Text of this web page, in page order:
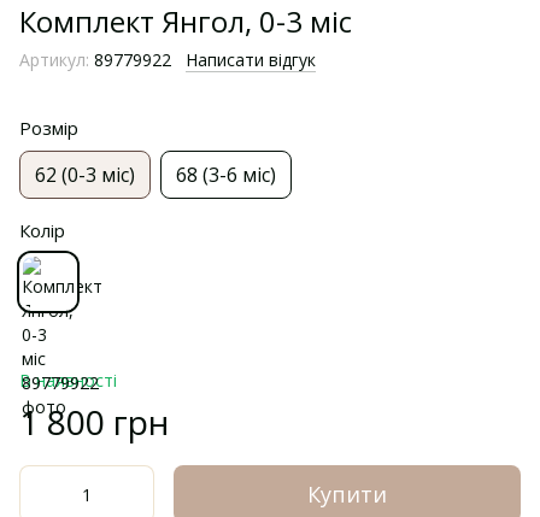
Комплект Янгол, 0-3 міс
Артикул: 89779922 Написати відгук
Розмір
62 (0-3 міс) 68 (3-6 міс)
Колір
В наявності
1 800 грн
Купити